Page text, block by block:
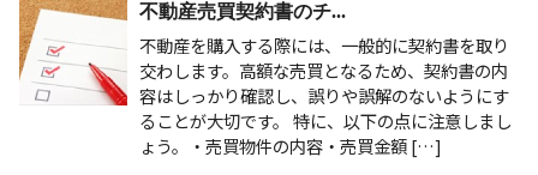
不動産売買契約書のチ...
不動産を購入する際には、一般的に契約書を取り
交わします。高額な売買となるため、契約書の内
容はしっかり確認し、誤りや誤解のないようにす
ることが大切です。 特に、以下の点に注意しまし
ょう。・売買物件の内容・売買金額 […]